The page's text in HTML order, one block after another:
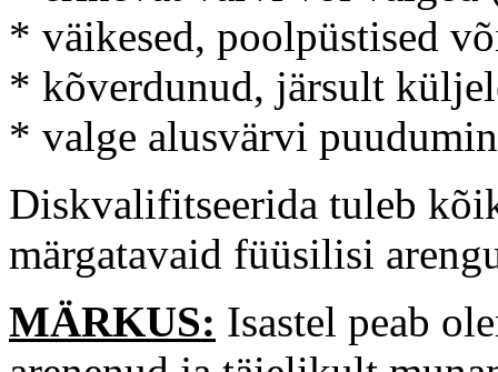
* väikesed, poolpüstised
* kõverdunud, järsult
* valge alusvärvi
Diskvalifitseerida tuleb
märgatavaid füüsilisi
MÄRKUS: Isastel peab